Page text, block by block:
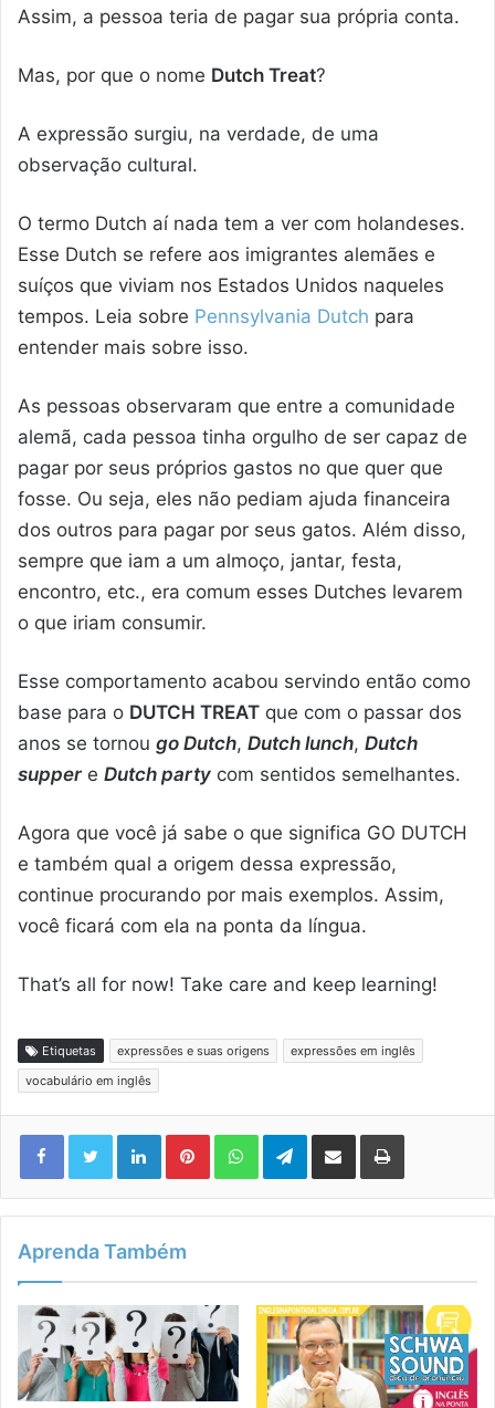
Assim, a pessoa teria de pagar sua própria conta.
Mas, por que o nome Dutch Treat?
A expressão surgiu, na verdade, de uma
observação cultural.
O termo Dutch aí nada tem a ver com holandeses.
Esse Dutch se refere aos imigrantes alemães e
suíços que viviam nos Estados Unidos naqueles
tempos. Leia sobre Pennsylvania Dutch para
entender mais sobre isso.
As pessoas observaram que entre a comunidade
alemã, cada pessoa tinha orgulho de ser capaz de
pagar por seus próprios gastos no que quer que
fosse. Ou seja, eles não pediam ajuda financeira
dos outros para pagar por seus gatos. Além disso,
sempre que iam a um almoço, jantar, festa,
encontro, etc., era comum esses Dutches levarem
o que iriam consumir.
Esse comportamento acabou servindo então como
base para o DUTCH TREAT que com o passar dos
anos se tornou go Dutch, Dutch lunch, Dutch
supper e Dutch party com sentidos semelhantes.
Agora que você já sabe o que significa GO DUTCH
e também qual a origem dessa expressão,
continue procurando por mais exemplos. Assim,
você ficará com ela na ponta da língua.
That’s all for now! Take care and keep learning!
Etiquetas expressões e suas origens
expressões em inglês
vocabulário em inglês
LinkedinPinterestWhatsAppTelegram
Compartilhar via e-mail Imprimir
Aprenda Também